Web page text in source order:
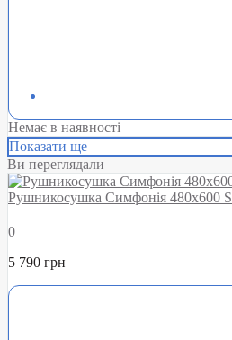
Немає в наявності
Показати ще
Ви переглядали
Рушникосушка Симфонія 480х600
0
5 790 грн